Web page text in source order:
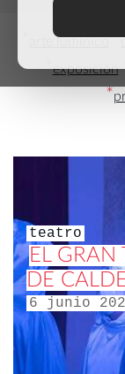
arte lumínico *
*exposición
*
teatro
EL
DE
6 junio